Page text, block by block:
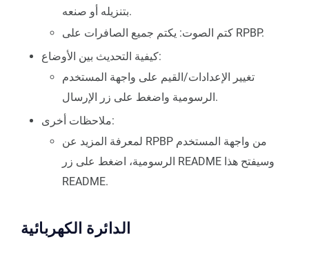
بتنزيله أو صنعه.
كتم الصوت: يكتم جميع الصافرات على RPBP.
كيفية التحديث بين الأوضاع:
تغيير الإعدادات/القيم على واجهة المستخدم
الرسومية واضغط على زر الإرسال.
ملاحظات أخرى:
لمعرفة المزيد عن RPBP من واجهة المستخدم
الرسومية، اضغط على زر README وسيفتح هذا
README.
الدائرة الكهربائية